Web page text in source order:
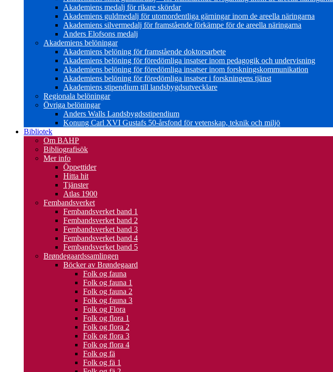
Akademiens medalj för rikare skördar
Akademiens guldmedalj för utomordentliga gärningar inom de areella näringarna
Akademiens silvermedalj för framstående förkämpe för de areella näringarna
Anders Elofsons medalj
Akademiens belöningar
Akademiens belöning för framstående doktorsarbete
Akademiens belöning för föredömliga insatser inom pedagogik och undervisning
Akademiens belöning för föredömliga insatser inom forskningskommunikation
Akademiens belöning för föredömliga insatser i forskningens tjänst
Akademiens stipendium till landsbygdsutvecklare
Regionala belöningar
Övriga belöningar
Anders Walls Landsbygdsstipendium
Konung Carl XVI Gustafs 50-årsfond för vetenskap, teknik och miljö
Bibliotek
Om BAHP
Bibliografisök
Mer info
Öppettider
Hitta hit
Tjänster
Atlas 1900
Fembandsverket
Fembandsverket band 1
Fembandsverket band 2
Fembandsverket band 3
Fembandsverket band 4
Fembandsverket band 5
Brøndegaardssamlingen
Böcker av Brøndegaard
Folk og fauna
Folk og fauna 1
Folk og fauna 2
Folk og fauna 3
Folk og Flora
Folk og flora 1
Folk og flora 2
Folk og flora 3
Folk og flora 4
Folk og fä
Folk og fä 1